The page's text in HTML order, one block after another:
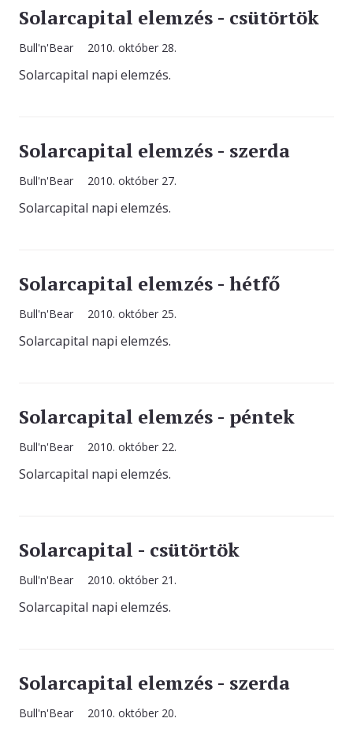
Solarcapital elemzés - csütörtök
Bull'n'Bear 2010. október 28.
Solarcapital napi elemzés.
Solarcapital elemzés - szerda
Bull'n'Bear 2010. október 27.
Solarcapital napi elemzés.
Solarcapital elemzés - hétfő
Bull'n'Bear 2010. október 25.
Solarcapital napi elemzés.
Solarcapital elemzés - péntek
Bull'n'Bear 2010. október 22.
Solarcapital napi elemzés.
Solarcapital - csütörtök
Bull'n'Bear 2010. október 21.
Solarcapital napi elemzés.
Solarcapital elemzés - szerda
Bull'n'Bear 2010. október 20.